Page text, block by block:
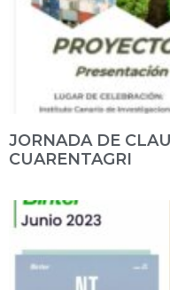
JORNADA DE
CUARENTAGRI